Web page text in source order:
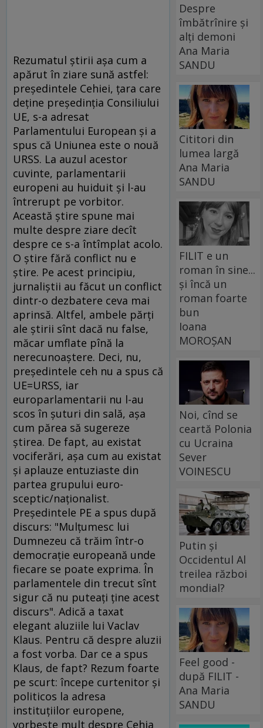
Rezumatul ştirii aşa cum a
apărut în ziare sună astfel:
preşedintele Cehiei, ţara care
deţine preşedinţia Consiliului
UE, s-a adresat
Parlamentului European şi a
spus că Uniunea este o nouă
URSS. La auzul acestor
cuvinte, parlamentarii
europeni au huiduit şi l-au
întrerupt pe vorbitor.
Această ştire spune mai
multe despre ziare decît
despre ce s-a întîmplat acolo.
O ştire fără conflict nu e
ştire. Pe acest principiu,
jurnaliştii au făcut un conflict
dintr-o dezbatere ceva mai
aprinsă. Altfel, ambele părţi
ale ştirii sînt dacă nu false,
măcar umflate pînă la
nerecunoaştere. Deci, nu,
preşedintele ceh nu a spus că
UE=URSS, iar
europarlamentarii nu l-au
scos în şuturi din sală, aşa
cum părea să sugereze
ştirea. De fapt, au existat
vociferări, aşa cum au existat
şi aplauze entuziaste din
partea grupului euro-
sceptic/naţionalist.
Preşedintele PE a spus după
discurs: "Mulţumesc lui
Dumnezeu că trăim într-o
democraţie europeană unde
fiecare se poate exprima. În
parlamentele din trecut sînt
sigur că nu puteaţi ţine acest
discurs". Adică a taxat
elegant aluziile lui Vaclav
Klaus. Pentru că despre aluzii
a fost vorba. Dar ce a spus
Klaus, de fapt? Rezum foarte
pe scurt: începe curtenitor şi
politicos la adresa
instituţiilor europene,
vorbeşte mult despre Cehia
Despre
îmbătrînire și
alți demoni
Ana Maria
SANDU
Cititori din
lumea largă
Ana Maria
SANDU
FILIT e un
roman în sine...
și încă un
roman foarte
bun
Ioana
MOROȘAN
Noi, cînd se
ceartă Polonia
cu Ucraina
Sever
VOINESCU
Putin și
Occidentul Al
treilea război
mondial?
Feel good -
după FILIT -
Ana Maria
SANDU